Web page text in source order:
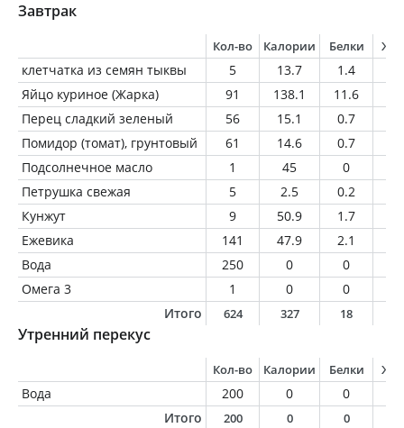
Завтрак
Кол-во Калории Белки
клетчатка из семян тыквы 5 13.7 1.4
Яйцо куриное (Жарка)
91 138.1 11.6
Перец сладкий зеленый
56 15.1 0.7
Помидор (томат), грунтовый
61 14.6 0.7
Подсолнечное масло
1 45 0
Петрушка свежая
5 2.5 0.2
Кунжут
9 50.9 1.7
Ежевика
141 47.9 2.1
Вода
250 0 0
Омега 3
1 0 0
Итого
624 327 18
Утренний перекус
Кол-во Калории Белки
Вода 200 0 0
Итого
200 0 0